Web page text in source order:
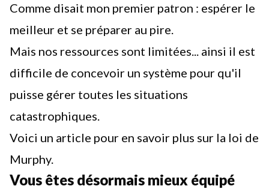
Comme disait mon premier patron : espérer le
meilleur et se préparer au pire.
Mais nos ressources sont limitées... ainsi il est
difficile de concevoir un système pour qu'il
puisse gérer toutes les situations
catastrophiques.
Voici un article pour en savoir plus sur la loi de
Murphy.
Vous êtes désormais mieux équipé